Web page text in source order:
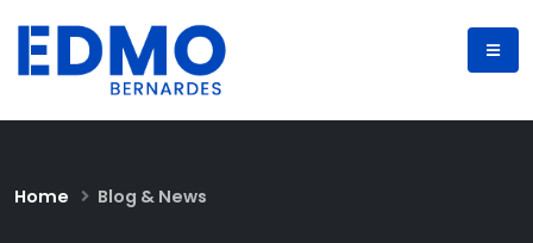
Home Blog & News